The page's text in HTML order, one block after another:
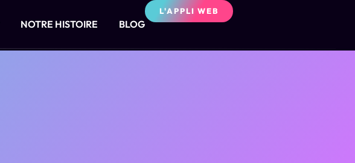
NOTRE HISTOIRE BLOG
L'APPLI WEB